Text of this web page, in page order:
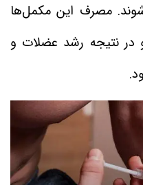
مصرف این مکمل‌ها
در نتیجه رشد عضلات و